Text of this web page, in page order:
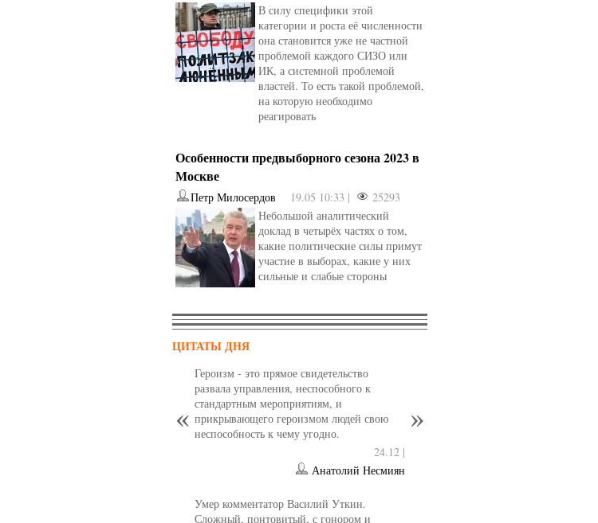
В силу специфики этой
категории и роста её численности
она становится уже не частной
проблемой каждого СИЗО или
ИК, а системной проблемой
властей. То есть такой проблемой,
на которую необходимо
реагировать
Особенности предвыборного сезона 2023 в
Москве
Петр Милосердов 19.05 10:33 |
25293
Небольшой аналитический
доклад в четырёх частях о том,
какие политические силы примут
участие в выборах, какие у них
сильные и слабые стороны
ЦИТАТЫ ДНЯ
Героизм - это прямое свидетельство
развала управления, неспособного к
стандартным мероприятиям, и
прикрывающего героизмом людей свою
неспособность к чему угодно.
24.12 |
Анатолий Несмиян
Умер комментатор Василий Уткин.
Сложный, понтовитый, с гонором и